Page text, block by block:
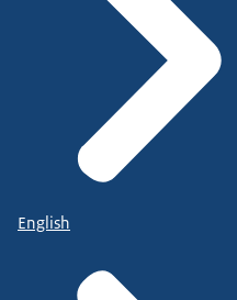
English